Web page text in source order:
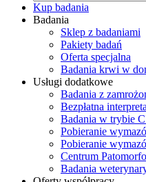
Kup badania
Badania
Sklep z badaniami
Pakiety badań
Oferta specjalna
Badania krwi w
Usługi dodatkowe
Badania z
Bezpłatna
Badania w trybie
Pobieranie
Pobieranie
Centrum
Badania